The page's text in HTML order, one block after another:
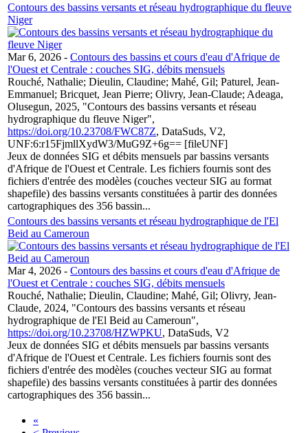
Contours des bassins versants et réseau hydrographique du fleuve
Niger
Mar 6, 2026 - Contours des bassins et cours d'eau d'Afrique de
l'Ouest et Centrale : couches SIG, débits mensuels
Rouché, Nathalie; Dieulin, Claudine; Mahé, Gil; Paturel, Jean-
Emmanuel; Bricquet, Jean Pierre; Olivry, Jean-Claude; Adeaga,
Olusegun, 2025, "Contours des bassins versants et réseau
hydrographique du fleuve Niger",
https://doi.org/10.23708/FWC87Z, DataSuds, V2,
UNF:6:r15FjmllXydW3/MuG9Z+6g== [fileUNF]
Jeux de données SIG et débits mensuels par bassins versants
d'Afrique de l'Ouest et Centrale. Les fichiers fournis sont des
fichiers d'entrée des modèles (couches vecteur SIG au format
shapefile) des bassins versants constituées à partir des données
cartographiques des 356 bassin...
Contours des bassins versants et réseau hydrographique de l'El
Beid au Cameroun
Mar 4, 2026 - Contours des bassins et cours d'eau d'Afrique de
l'Ouest et Centrale : couches SIG, débits mensuels
Rouché, Nathalie; Dieulin, Claudine; Mahé, Gil; Olivry, Jean-
Claude, 2024, "Contours des bassins versants et réseau
hydrographique de l'El Beid au Cameroun",
https://doi.org/10.23708/HZWPKU, DataSuds, V2
Jeux de données SIG et débits mensuels par bassins versants
d'Afrique de l'Ouest et Centrale. Les fichiers fournis sont des
fichiers d'entrée des modèles (couches vecteur SIG au format
shapefile) des bassins versants constituées à partir des données
cartographiques des 356 bassin...
«